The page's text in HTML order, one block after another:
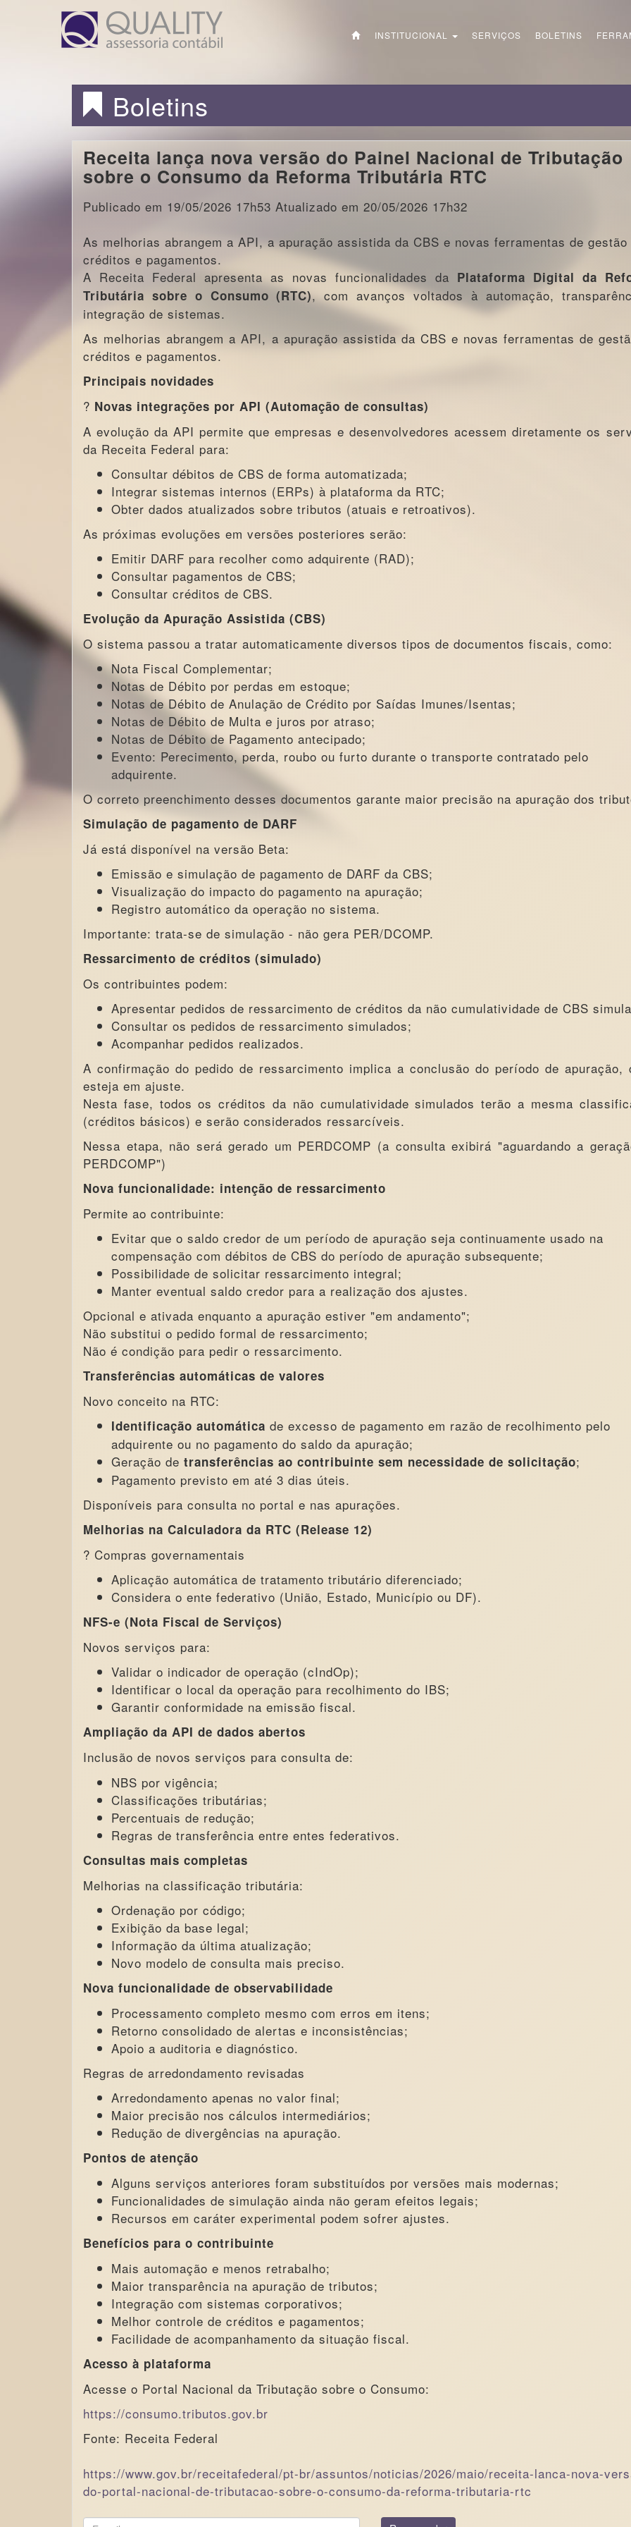
INSTITUCIONAL SERVIÇOS BOLETINS
Boletins
Receita lança nova versão do Painel Nacional de Tributação
sobre o Consumo da Reforma Tributária RTC
Publicado em 19/05/2026 17h53 Atualizado em 20/05/2026 17h32
As melhorias abrangem a API, a apuração assistida da CBS e novas ferramentas de gestão
créditos e pagamentos.
A Receita Federal apresenta as novas funcionalidades da Plataforma Digital da
Tributária sobre o Consumo (RTC), com avanços voltados à automação,
integração de sistemas.
As melhorias abrangem a API, a apuração assistida da CBS e novas ferramentas de
créditos e pagamentos.
Principais novidades
? Novas integrações por API (Automação de consultas)
A evolução da API permite que empresas e desenvolvedores acessem diretamente os
da Receita Federal para:
Consultar débitos de CBS de forma automatizada;
Integrar sistemas internos (ERPs) à plataforma da RTC;
Obter dados atualizados sobre tributos (atuais e retroativos).
As próximas evoluções em versões posteriores serão:
Emitir DARF para recolher como adquirente (RAD);
Consultar pagamentos de CBS;
Consultar créditos de CBS.
Evolução da Apuração Assistida (CBS)
O sistema passou a tratar automaticamente diversos tipos de documentos fiscais, como:
Nota Fiscal Complementar;
Notas de Débito por perdas em estoque;
Notas de Débito de Anulação de Crédito por Saídas Imunes/Isentas;
Notas de Débito de Multa e juros por atraso;
Notas de Débito de Pagamento antecipado;
Evento: Perecimento, perda, roubo ou furto durante o transporte contratado pelo
adquirente.
O correto preenchimento desses documentos garante maior precisão na apuração dos
Simulação de pagamento de DARF
Já está disponível na versão Beta:
Emissão e simulação de pagamento de DARF da CBS;
Visualização do impacto do pagamento na apuração;
Registro automático da operação no sistema.
Importante: trata-se de simulação - não gera PER/DCOMP.
Ressarcimento de créditos (simulado)
Os contribuintes podem:
Apresentar pedidos de ressarcimento de créditos da não cumulatividade de CBS
Consultar os pedidos de ressarcimento simulados;
Acompanhar pedidos realizados.
A confirmação do pedido de ressarcimento implica a conclusão do período de apuração,
esteja em ajuste.
Nesta fase, todos os créditos da não cumulatividade simulados terão a mesma
(créditos básicos) e serão considerados ressarcíveis.
Nessa etapa, não será gerado um PERDCOMP (a consulta exibirá "aguardando a
PERDCOMP")
Nova funcionalidade: intenção de ressarcimento
Permite ao contribuinte:
Evitar que o saldo credor de um período de apuração seja continuamente usado na
compensação com débitos de CBS do período de apuração subsequente;
Possibilidade de solicitar ressarcimento integral;
Manter eventual saldo credor para a realização dos ajustes.
Opcional e ativada enquanto a apuração estiver "em andamento";
Não substitui o pedido formal de ressarcimento;
Não é condição para pedir o ressarcimento.
Transferências automáticas de valores
Novo conceito na RTC:
Identificação automática de excesso de pagamento em razão de recolhimento pelo
adquirente ou no pagamento do saldo da apuração;
Geração de transferências ao contribuinte sem necessidade de solicitação;
Pagamento previsto em até 3 dias úteis.
Disponíveis para consulta no portal e nas apurações.
Melhorias na Calculadora da RTC (Release 12)
? Compras governamentais
Aplicação automática de tratamento tributário diferenciado;
Considera o ente federativo (União, Estado, Município ou DF).
NFS-e (Nota Fiscal de Serviços)
Novos serviços para:
Validar o indicador de operação (cIndOp);
Identificar o local da operação para recolhimento do IBS;
Garantir conformidade na emissão fiscal.
Ampliação da API de dados abertos
Inclusão de novos serviços para consulta de:
NBS por vigência;
Classificações tributárias;
Percentuais de redução;
Regras de transferência entre entes federativos.
Consultas mais completas
Melhorias na classificação tributária:
Ordenação por código;
Exibição da base legal;
Informação da última atualização;
Novo modelo de consulta mais preciso.
Nova funcionalidade de observabilidade
Processamento completo mesmo com erros em itens;
Retorno consolidado de alertas e inconsistências;
Apoio a auditoria e diagnóstico.
Regras de arredondamento revisadas
Arredondamento apenas no valor final;
Maior precisão nos cálculos intermediários;
Redução de divergências na apuração.
Pontos de atenção
Alguns serviços anteriores foram substituídos por versões mais modernas;
Funcionalidades de simulação ainda não geram efeitos legais;
Recursos em caráter experimental podem sofrer ajustes.
Benefícios para o contribuinte
Mais automação e menos retrabalho;
Maior transparência na apuração de tributos;
Integração com sistemas corporativos;
Melhor controle de créditos e pagamentos;
Facilidade de acompanhamento da situação fiscal.
Acesso à plataforma
Acesse o Portal Nacional da Tributação sobre o Consumo:
https://consumo.tributos.gov.br
Fonte: Receita Federal
https://www.gov.br/receitafederal/pt-br/assuntos/noticias/2026/maio/receita-lanca-nova-
do-portal-nacional-de-tributacao-sobre-o-consumo-da-reforma-tributaria-rtc